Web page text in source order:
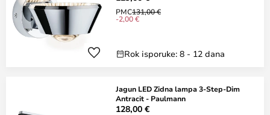
PMC131,00 €
-2,00 €
Rok isporuke: 8 - 12 dana
Jagun LED Zidna lampa 3-Step-Dim
Antracit - Paulmann
128,00 €